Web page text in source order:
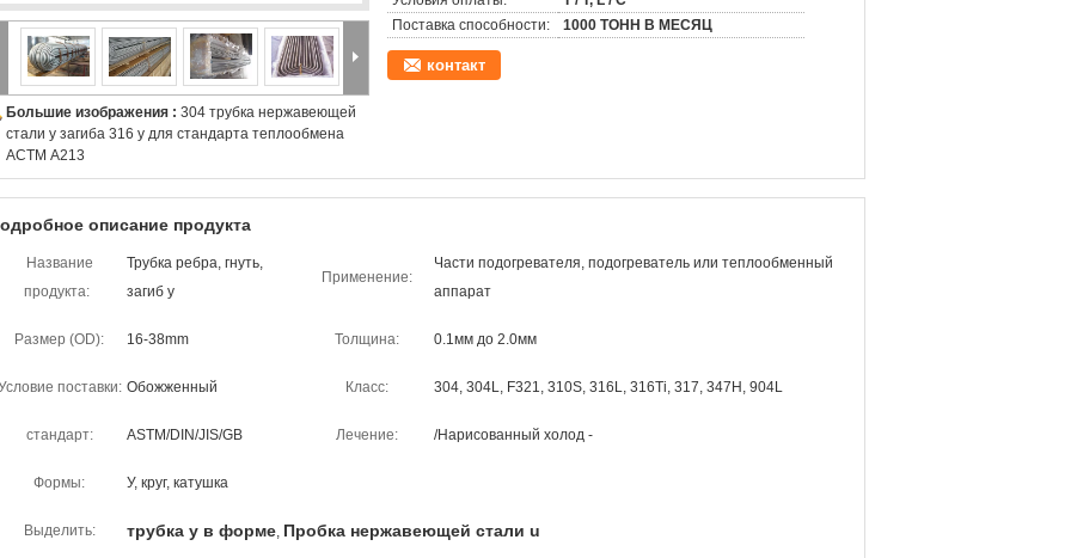
Большие изображения : 304 трубка нержавеющей
стали у загиба 316 у для стандарта теплообмена
АСТМ А213
Поставка способности:
1000 ТОНН В МЕСЯЦ
контакт
описание продукта
Название
продукта:
Трубка ребра, гнуть,
загиб у
Применение:
Части подогревателя, подогреватель или теплообменный
аппарат
Размер (OD): 16-38mm Толщина: 0.1мм до 2.0мм
поставки: Обожженный Класс: 304, 304L, F321, 310S, 316L, 316Ti, 317, 347H, 904L
стандарт: ASTM/DIN/JIS/GB Лечение: /Нарисованный холод -
Формы: У, круг, катушка
Выделить: трубка у в форме, Пробка нержавеющей стали u